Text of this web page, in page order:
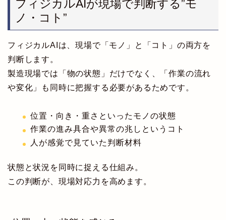
フィジカルAIが現場で判断する”モ
ノ・コト”
フィジカルAIは、現場で「モノ」と「コト」の両方を
判断します。
製造現場では「物の状態」だけでなく、「作業の流れ
や変化」も同時に把握する必要があるためです。
位置・向き・重さといったモノの状態
作業の進み具合や異常の兆しというコト
人が感覚で見ていた判断材料
状態と状況を同時に捉える仕組み。
この判断が、現場対応力を高めます。